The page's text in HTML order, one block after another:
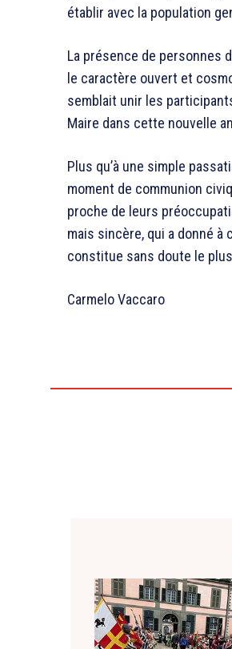
établir avec la population
La présence de personnes
le caractère ouvert et
semblait unir les
Maire dans cette nouvelle
Plus qu’à une simple
moment de communion
proche de leurs
mais sincère, qui a donné
constitue sans doute le
Carmelo Vaccaro